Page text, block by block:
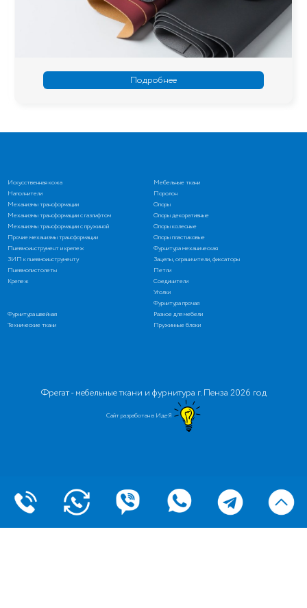
Подробнее
Искусственная кожа
Мебельные ткани
Наполнители
Поролон
Механизмы трансформации
Механизмы трансформации с газлифтом
Механизмы трансформации с пружиной
Прочие механизмы трансформации
Опоры
Опоры декоративные
Опоры колесные
Опоры пластиковые
Пневмоинструмент и крепеж
ЗИП к пневмоинструменту
Пневмопистолеты
Крепеж
Фурнитура механическая
Зацепы, ограничители, фиксаторы
Петли
Соединители
Уголки
Фурнитура прочая
Фурнитура швейная
Разное для мебели
Технические ткани
Пружинные блоки
Фрегат - мебельные ткани и фурнитура г. Пенза 2026 год
Сайт разработан в ИдеЯ